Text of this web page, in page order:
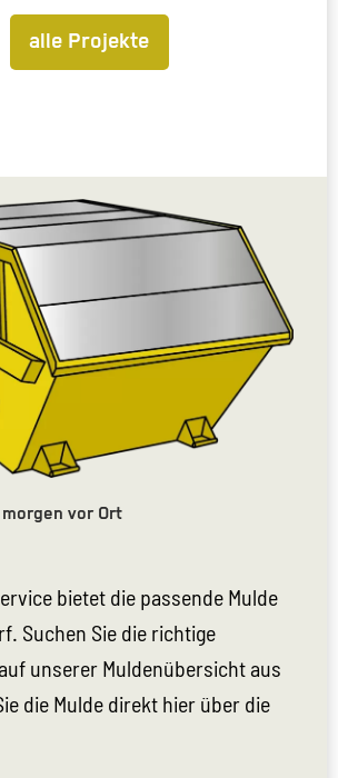
alle Projekte
vor Ort
bietet die passende Mulde
Suchen Sie die richtige
unserer Muldenübersicht aus
die Mulde direkt hier über die